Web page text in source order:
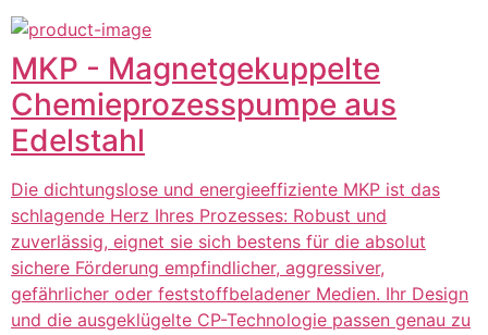
MKP - Magnetgekuppelte
Chemieprozesspumpe aus
Edelstahl
Die dichtungslose und energieeffiziente MKP ist das
schlagende Herz Ihres Prozesses: Robust und
zuverlässig, eignet sie sich bestens für die absolut
sichere Förderung empfindlicher, aggressiver,
gefährlicher oder feststoffbeladener Medien. Ihr Design
und die ausgeklügelte CP-Technologie passen genau zu